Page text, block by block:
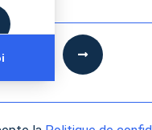
vos Options